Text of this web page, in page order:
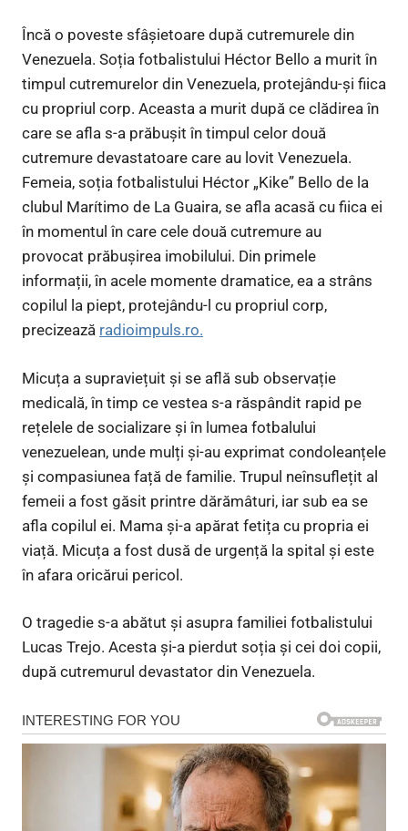
Încă o poveste sfâșietoare după cutremurele din
Venezuela. Soția fotbalistului Héctor Bello a murit în
timpul cutremurelor din Venezuela, protejându-și fiica
cu propriul corp. Aceasta a murit după ce clădirea în
care se afla s-a prăbușit în timpul celor două
cutremure devastatoare care au lovit Venezuela.
Femeia, soția fotbalistului Héctor „Kike” Bello de la
clubul Marítimo de La Guaira, se afla acasă cu fiica ei
în momentul în care cele două cutremure au
provocat prăbușirea imobilului. Din primele
informații, în acele momente dramatice, ea a strâns
copilul la piept, protejându-l cu propriul corp,
precizează radioimpuls.ro.
Micuța a supraviețuit și se află sub observație
medicală, în timp ce vestea s-a răspândit rapid pe
rețelele de socializare și în lumea fotbalului
venezuelean, unde mulți și-au exprimat condoleanțele
și compasiunea față de familie. Trupul neînsuflețit al
femeii a fost găsit printre dărămâturi, iar sub ea se
afla copilul ei. Mama și-a apărat fetița cu propria ei
viață. Micuța a fost dusă de urgență la spital și este
în afara oricărui pericol.
O tragedie s-a abătut și asupra familiei fotbalistului
Lucas Trejo. Acesta și-a pierdut soția și cei doi copii,
după cutremurul devastator din Venezuela.